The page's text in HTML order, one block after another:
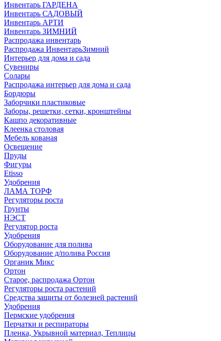
Инвентарь ГАРДЕНА
Инвентарь САДОВЫЙ
Инвентарь АРТИ
Инвентарь ЗИМНИЙ
Распродажа инвентарь
Распродажа ИнвентарьЗимний
Интерьер для дома и сада
Сувениры
Солары
Распродажа интерьер для дома и сада
Бордюры
Заборчики пластиковые
Заборы, решетки, сетки, кронштейны
Кашпо декоративные
Клеенка столовая
Мебель кованая
Освещение
Пруды
Фигуры
Etisso
Удобрения
ЛАМА ТОРФ
Регуляторы роста
Грунты
НЭСТ
Регулятор роста
Удобрения
Оборудование для полива
Оборудование д/полива Россия
Органик Микс
Ортон
Старое, распродажа Ортон
Регуляторы роста растений
Средства защиты от болезней растений
Удобрения
Пермские удобрения
Перчатки и респираторы
Пленка, Укрывной материал, Теплицы